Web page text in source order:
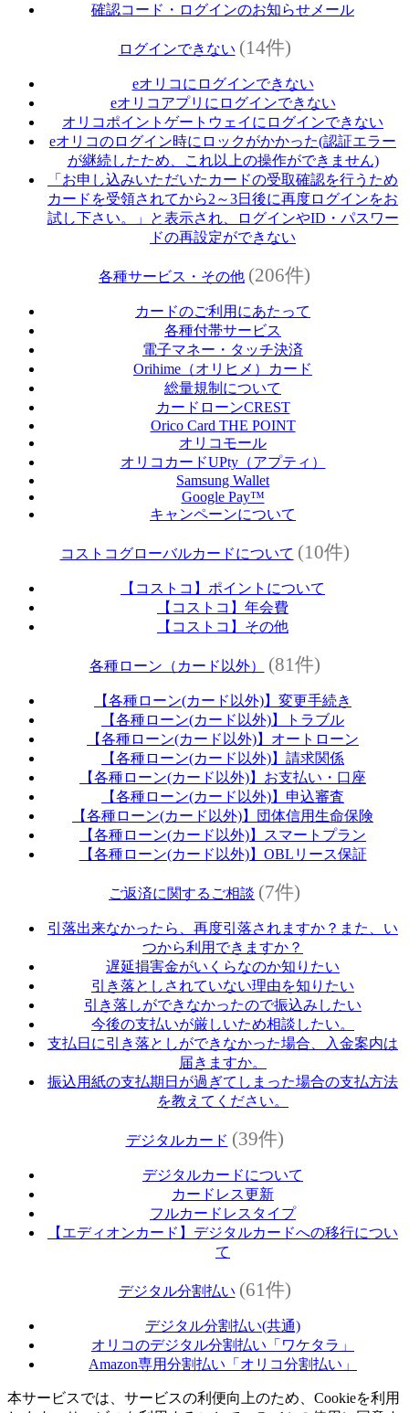
確認コード・ログインのお知らせメール
ログインできない (14件)
eオリコにログインできない
eオリコアプリにログインできない
オリコポイントゲートウェイにログインできない
eオリコのログイン時にロックがかかった(認証エラー
が継続したため、これ以上の操作ができません)
「お申し込みいただいたカードの受取確認を行うため
カードを受領されてから2～3日後に再度ログインをお
試し下さい。」と表示され、ログインやID・パスワー
ドの再設定ができない
各種サービス・その他 (206件)
カードのご利用にあたって
各種付帯サービス
電子マネー・タッチ決済
Orihime（オリヒメ）カード
総量規制について
カードローンCREST
Orico Card THE POINT
オリコモール
オリコカードUPty（アプティ）
Samsung Wallet
Google Pay™
キャンペーンについて
コストコグローバルカードについて (10件)
【コストコ】ポイントについて
【コストコ】年会費
【コストコ】その他
各種ローン（カード以外） (81件)
【各種ローン(カード以外)】変更手続き
【各種ローン(カード以外)】トラブル
【各種ローン(カード以外)】オートローン
【各種ローン(カード以外)】請求関係
【各種ローン(カード以外)】お支払い・口座
【各種ローン(カード以外)】申込審査
【各種ローン(カード以外)】団体信用生命保険
【各種ローン(カード以外)】スマートプラン
【各種ローン(カード以外)】OBLリース保証
ご返済に関するご相談 (7件)
引落出来なかったら、再度引落されますか？また、い
つから利用できますか？
遅延損害金がいくらなのか知りたい
引き落としされていない理由を知りたい
引き落しができなかったので振込みしたい
今後の支払いが厳しいため相談したい。
支払日に引き落としができなかった場合、入金案内は
届きますか。
振込用紙の支払期日が過ぎてしまった場合の支払方法
を教えてください。
デジタルカード (39件)
デジタルカードについて
カードレス更新
フルカードレスタイプ
【エディオンカード】デジタルカードへの移行につい
て
デジタル分割払い (61件)
デジタル分割払い(共通)
オリコのデジタル分割払い「ワケタラ」
Amazon専用分割払い「オリコ分割払い」
本サービスでは、サービスの利便向上のため、Cookieを利用